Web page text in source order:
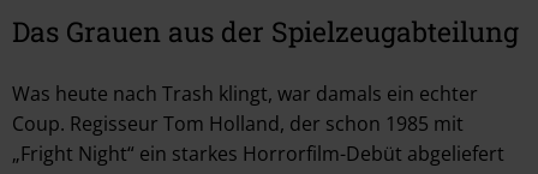
Das Grauen aus der Spielzeugabteilung
Was heute nach Trash klingt, war damals ein echter
Coup. Regisseur Tom Holland, der schon 1985 mit
„Fright Night“ ein starkes Horrorfilm-Debüt abgeliefert